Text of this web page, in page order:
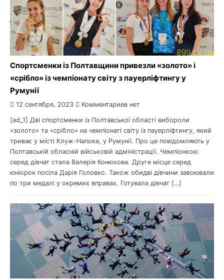
Спортсменки із Полтавщини привезли «золото» і
«срібло» із чемпіонату світу з пауерліфтингу у
Румунії
12 сентября, 2023 Комментариев нет
[ad_1] Дві спортсменки із Полтавської області вибороли
«золото» та «срібло» на чемпіонаті світу із пауерліфтингу, який
триває у місті Клуж-Напока, у Румунії. Про це повідомляють у
Полтавській обласній військовій адміністрації. Чемпіонкою
серед дівчат стала Валерія Конюхова. Друге місце серед
юніорок посіла Дарія Головко. Також обидві дівчини завоювали
по три медалі у окремих вправах. Готувала дівчат […]